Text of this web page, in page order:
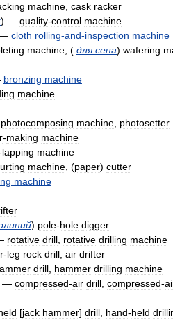
machine cask racker
) — quality-control machine
cloth rolling-and-inspection machine
machine; ( для сена) wafering
bronzing machine
machine
photocomposing machine photosetter
-making machine
lapping machine
machine , (paper) cutter
machine
) pole-hole digger
rotative drill rotative drilling machine
-leg rock drill air drifter
drill hammer drilling machine
— compressed-air drill compressed-
[jack hammer] drill hand-held